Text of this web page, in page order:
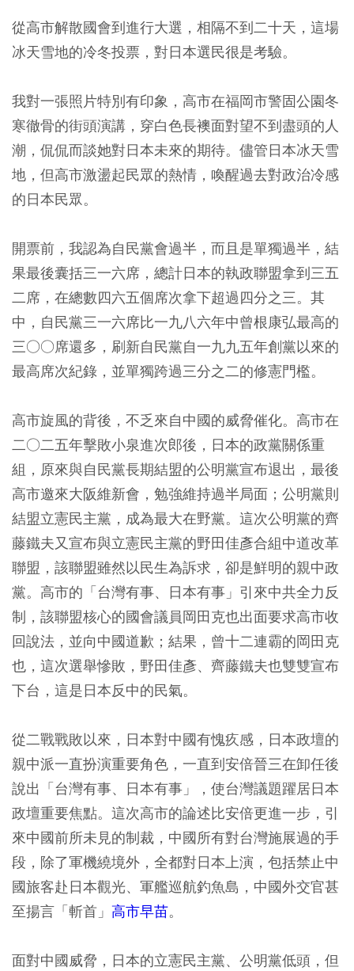
從高市解散國會到進行大選，相隔不到二十天，這場
冰天雪地的冷冬投票，對日本選民很是考驗。
我對一張照片特別有印象，高市在福岡市警固公園冬
寒徹骨的街頭演講，穿白色長襖面對望不到盡頭的人
潮，侃侃而談她對日本未來的期待。儘管日本冰天雪
地，但高市激盪起民眾的熱情，喚醒過去對政治冷感
的日本民眾。
開票前，我認為自民黨會過半，而且是單獨過半，結
果最後囊括三一六席，總計日本的執政聯盟拿到三五
二席，在總數四六五個席次拿下超過四分之三。其
中，自民黨三一六席比一九八六年中曾根康弘最高的
三○○席還多，刷新自民黨自一九九五年創黨以來的
最高席次紀錄，並單獨跨過三分之二的修憲門檻。
高市旋風的背後，不乏來自中國的威脅催化。高市在
二○二五年擊敗小泉進次郎後，日本的政黨關係重
組，原來與自民黨長期結盟的公明黨宣布退出，最後
高市邀來大阪維新會，勉強維持過半局面；公明黨則
結盟立憲民主黨，成為最大在野黨。這次公明黨的齊
藤鐵夫又宣布與立憲民主黨的野田佳彥合組中道改革
聯盟，該聯盟雖然以民生為訴求，卻是鮮明的親中政
黨。高市的「台灣有事、日本有事」引來中共全力反
制，該聯盟核心的國會議員岡田克也出面要求高市收
回說法，並向中國道歉；結果，曾十二連霸的岡田克
也，這次選舉慘敗，野田佳彥、齊藤鐵夫也雙雙宣布
下台，這是日本反中的民氣。
從二戰戰敗以來，日本對中國有愧疚感，日本政壇的
親中派一直扮演重要角色，一直到安倍晉三在卸任後
說出「台灣有事、日本有事」，使台灣議題躍居日本
政壇重要焦點。這次高市的論述比安倍更進一步，引
來中國前所未見的制裁，中國所有對台灣施展過的手
段，除了軍機繞境外，全都對日本上演，包括禁止中
國旅客赴日本觀光、軍艦巡航釣魚島，中國外交官甚
至揚言「斬首」 高市早苗。
面對中國威脅，日本的立憲民主黨、公明黨低頭，但